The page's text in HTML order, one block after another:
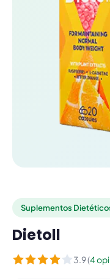
Suplementos
Dietoll
3.9 (4